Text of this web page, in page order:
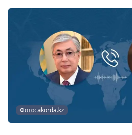
Фото: akorda.kz